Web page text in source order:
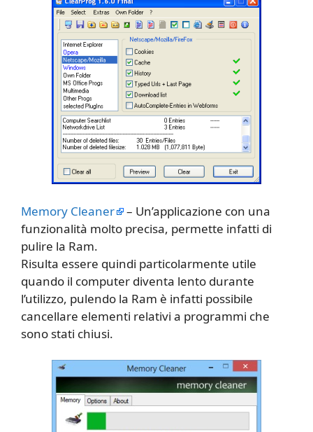
Memory Cleaner
– Un’applicazione con una
funzionalità molto precisa, permette infatti di
pulire la Ram.
Risulta essere quindi particolarmente utile
quando il computer diventa lento durante
l’utilizzo, pulendo la Ram è infatti possibile
cancellare elementi relativi a programmi che
sono stati chiusi.